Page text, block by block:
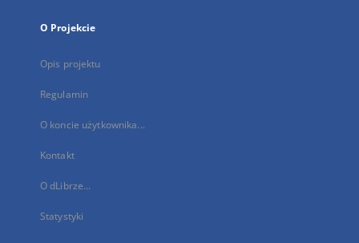
O Projekcie
Opis projektu
Regulamin
O koncie użytkownika...
Kontakt
O dLibrze...
Statystyki